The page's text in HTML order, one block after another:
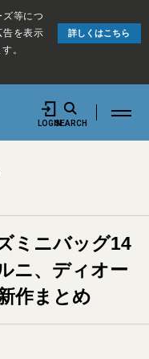
等につ
告を表示
。
詳しくはこちら
LOGINSEARCH
ミニバッグ14
ニ、ディオー
作まとめ